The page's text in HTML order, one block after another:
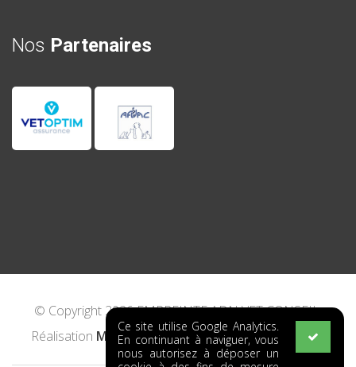
Nos Partenaires
© Copyright 2026 EMPREINTE ADN VET CONSEIL.
Réalisation MAKE IT CREATIVE-Mentions Légales
Ce site utilise Google Analytics.
En continuant à naviguer, vous
nous autorisez à déposer un